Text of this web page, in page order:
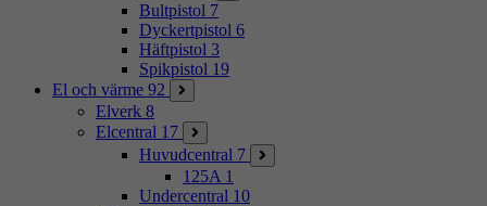
Bultpistol 7
Dyckertpistol 6
Häftpistol 3
Spikpistol 19
El och värme 92
Elverk 8
Elcentral 17
Huvudcentral 7
125A 1
Undercentral 10